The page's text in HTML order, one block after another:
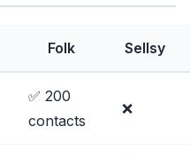
Folk Sellsy
✅ 200
contacts
❌